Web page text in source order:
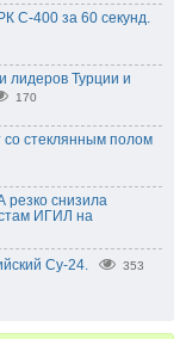
С-400 за 60 секунд.
лидеров Турции и
170
со стеклянным полом
резко снизила
ИГИЛ на
Су-24. 353